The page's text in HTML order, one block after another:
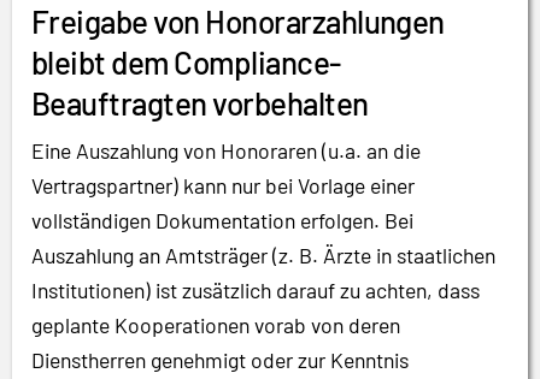
Freigabe von Honorarzahlungen
bleibt dem Compliance-
Beauftragten vorbehalten
Eine Auszahlung von Honoraren (u.a. an die
Vertragspartner) kann nur bei Vorlage einer
vollständigen Dokumentation erfolgen. Bei
Auszahlung an Amtsträger (z. B. Ärzte in staatlichen
Institutionen) ist zusätzlich darauf zu achten, dass
geplante Kooperationen vorab von deren
Dienstherren genehmigt oder zur Kenntnis